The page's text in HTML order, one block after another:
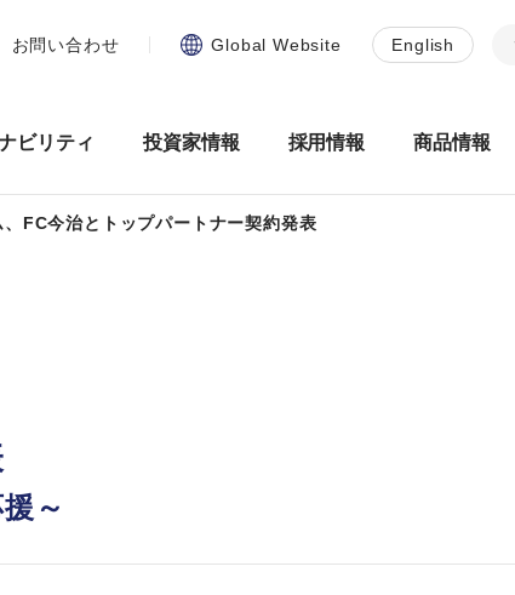
ビリティ 投資家情報 採用情報 商品情報
お問い合わせ Global Website English
FC今治とトップパートナー契約発表
～